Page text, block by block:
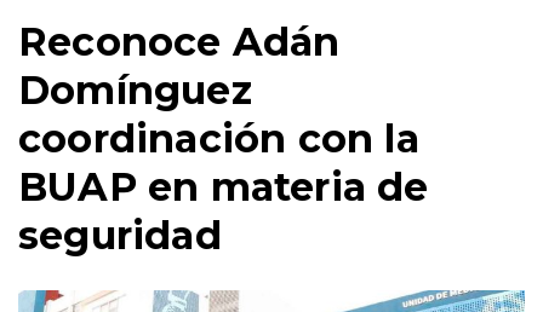
Reconoce Adán
Domínguez
coordinación con la
BUAP en materia de
seguridad